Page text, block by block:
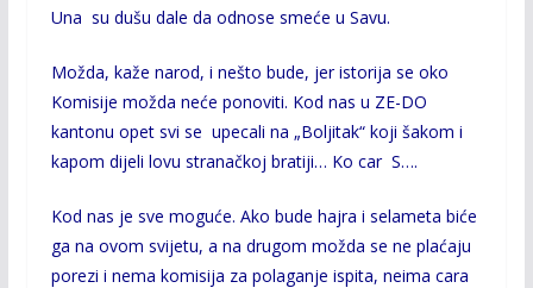
Una su dušu dale da odnose smeće u Savu.
Možda, kaže narod, i nešto bude, jer istorija se oko
Komisije možda neće ponoviti. Kod nas u ZE-DO
kantonu opet svi se upecali na „Boljitak“ koji šakom i
kapom dijeli lovu stranačkoj bratiji… Ko car S….
Kod nas je sve moguće. Ako bude hajra i selameta biće
ga na ovom svijetu, a na drugom možda se ne plaćaju
porezi i nema komisija za polaganje ispita, neima cara